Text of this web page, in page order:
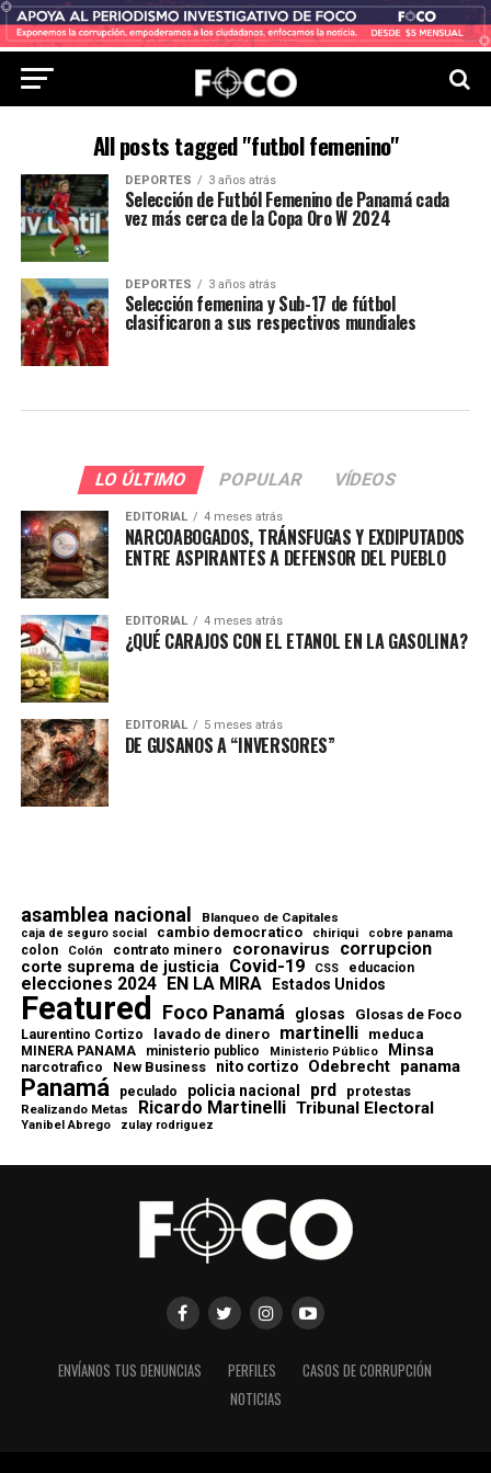
All posts tagged "futbol femenino"
DEPORTES 3 años atrás
Selección de Futból Femenino de Panamá cada
vez más cerca de la Copa Oro W 2024
DEPORTES 3 años atrás
Selección femenina y Sub-17 de fútbol
clasificaron a sus respectivos mundiales
LO ÚLTIMO POPULAR VÍDEOS
EDITORIAL 4 meses atrás
NARCOABOGADOS, TRÁNSFUGAS Y EXDIPUTADOS
ENTRE ASPIRANTES A DEFENSOR DEL PUEBLO
EDITORIAL 4 meses atrás
¿QUÉ CARAJOS CON EL ETANOL EN LA GASOLINA?
EDITORIAL 5 meses atrás
DE GUSANOS A “INVERSORES”
asamblea nacional Blanqueo de Capitales
caja de seguro social cambio democratico chiriqui cobre panama
colon Colón contrato minero coronavirus corrupcion
corte suprema de justicia Covid-19 CSS educacion
elecciones 2024 EN LA MIRA Estados Unidos
Featured Foco Panamá glosas Glosas de Foco
Laurentino Cortizo lavado de dinero martinelli meduca
MINERA PANAMA ministerio publico Ministerio Público Minsa
narcotrafico New Business nito cortizo Odebrecht panama
Panamá peculado policia nacional prd protestas
Realizando Metas Ricardo Martinelli Tribunal Electoral
Yanibel Abrego zulay rodriguez
ENVÍANOS TUS DENUNCIAS PERFILES
CASOS DE CORRUPCIÓN
NOTICIAS